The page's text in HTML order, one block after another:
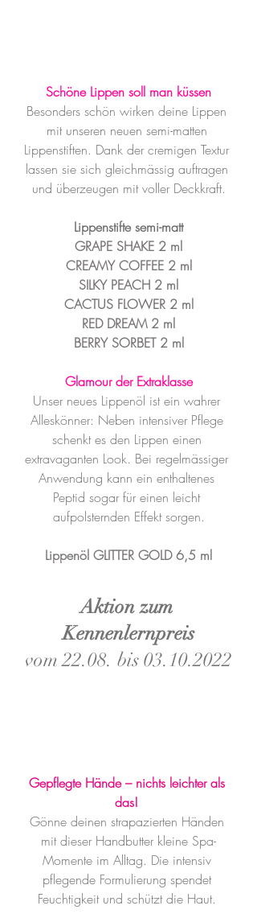
Schöne Lippen soll man küssen
Besonders schön wirken deine Lippen
mit unseren neuen semi-matten
Lippenstiften. Dank der cremigen Textur
lassen sie sich gleichmässig auftragen
und überzeugen mit voller Deckkraft.
Lippenstifte semi-matt
GRAPE SHAKE 2 ml
CREAMY COFFEE 2 ml
SILKY PEACH 2 ml
CACTUS FLOWER 2 ml
RED DREAM 2 ml
BERRY SORBET 2 ml
Glamour der Extraklasse
Unser neues Lippenöl ist ein wahrer
Alleskönner: Neben intensiver Pflege
schenkt es den Lippen einen
extravaganten Look. Bei regelmässiger
Anwendung kann ein enthaltenes
Peptid sogar für einen leicht
aufpolsternden Effekt sorgen.
Lippenöl GLITTER GOLD 6,5 ml
Aktion zum
Kennenlernpreis
vom 22.08. bis 03.10.2022
Gepflegte Hände – nichts leichter als
das!
Gönne deinen strapazierten Händen
mit dieser Handbutter kleine Spa-
Momente im Alltag. Die intensiv
pflegende Formulierung spendet
Feuchtigkeit und schützt die Haut.